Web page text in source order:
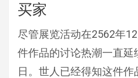
买家
尽管展览活动在2562年
件作品的讨论热潮一直延
日。世人已经得知这件